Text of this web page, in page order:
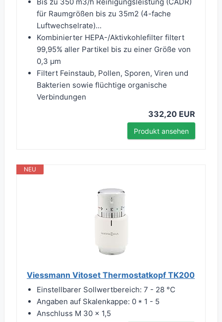
für Raumgrößen bis zu 35m2 (4-fache
Luftwechselrate)...
Kombinierter HEPA-/Aktivkohlefilter filtert
99,95% aller Partikel bis zu einer Größe von
0,3 µm
Filtert Feinstaub, Pollen, Sporen, Viren und
Bakterien sowie flüchtige organische
Verbindungen
332,20 EUR
Produkt ansehen
NEU
Viessmann Vitoset Thermostatkopf TK200
Einstellbarer Sollwertbereich: 7 - 28 °C
Angaben auf Skalenkappe: 0 * 1 - 5
Anschluss M 30 x 1,5